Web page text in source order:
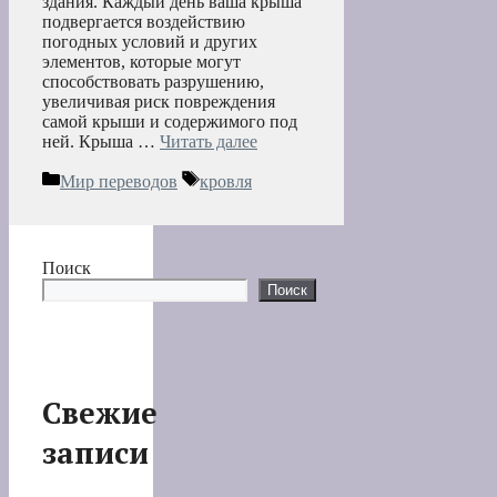
подвергается воздействию
погодных условий и других
элементов, которые могут
способствовать разрушению,
увеличивая риск повреждения
самой крыши и содержимого под
ней. Крыша … Читать далее
Рубрики
Мир переводов Метки
кровля
Поиск
Поиск
Свежие
записи